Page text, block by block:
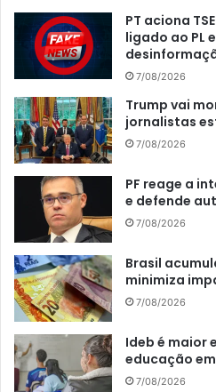
PT aciona
ligado ao PL
7/08/2026
Trump vai
jornalistas
7/08/2026
PF reage a
e defende
7/08/2026
Brasil
minimiza
7/08/2026
Ideb é maior
educação
7/08/2026